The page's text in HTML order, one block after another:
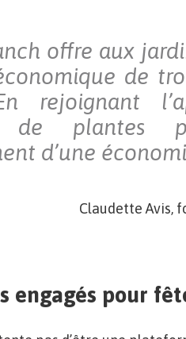
offre aux
de
rejoignant
de plantes
d’une
Claudette Avis,
engagés pour